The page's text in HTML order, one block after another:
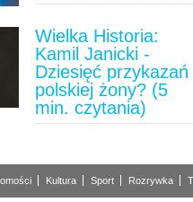
Wielka Historia:
Kamil Janicki -
Dziesięć przykazań
polskiej żony? (5
min. czytania)
Kultura Sport Rozrywka